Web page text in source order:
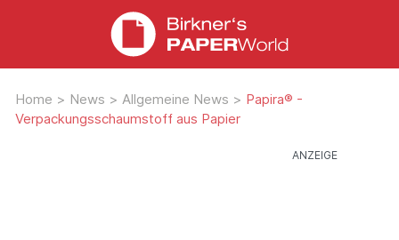
Home > News > Allgemeine News > Papira® -
Verpackungsschaumstoff aus Papier